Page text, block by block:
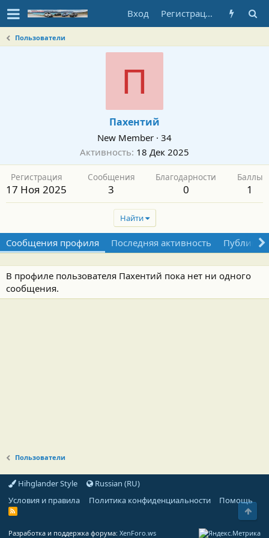
Вход Регистрация
Пользователи
П
Пахентий
New Member · 34
Активность 18 Дек 2025
Регистрация
17 Ноя 2025
Сообщения
3
Благодарности
0
Баллы
1
Найти
Сообщения профиля Последняя активность
В профиле пользователя Пахентий пока нет ни одного
сообщения.
Пользователи
Hihglander Style
Russian (RU)
Условия и правила
Политика конфиденциальности Помощь
R
Разработка и поддержка форума: XenForo.ws